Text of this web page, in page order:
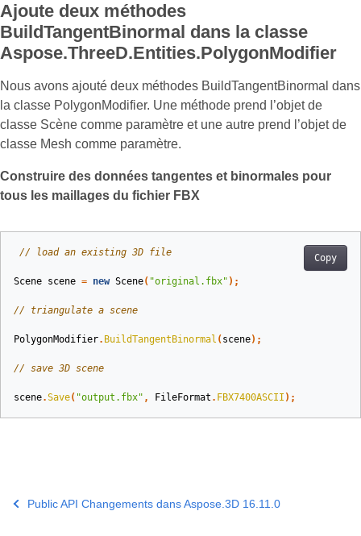
Ajoute deux méthodes
BuildTangentBinormal dans la classe
Aspose.ThreeD.Entities.PolygonModifier
Nous avons ajouté deux méthodes BuildTangentBinormal dans
la classe PolygonModifier. Une méthode prend l’objet de
classe Scène comme paramètre et une autre prend l’objet de
classe Mesh comme paramètre.
Construire des données tangentes et binormales pour
tous les maillages du fichier FBX
Copy
// load an existing 3D file
Scene scene = new Scene( "original.fbx" );
// triangulate a scene
PolygonModifier. BuildTangentBinormal ( scene);
// save 3D scene
scene.Save( "output.fbx" , FileFormat . FBX7400ASCII );
Public API Changements dans Aspose.3D 16.11.0